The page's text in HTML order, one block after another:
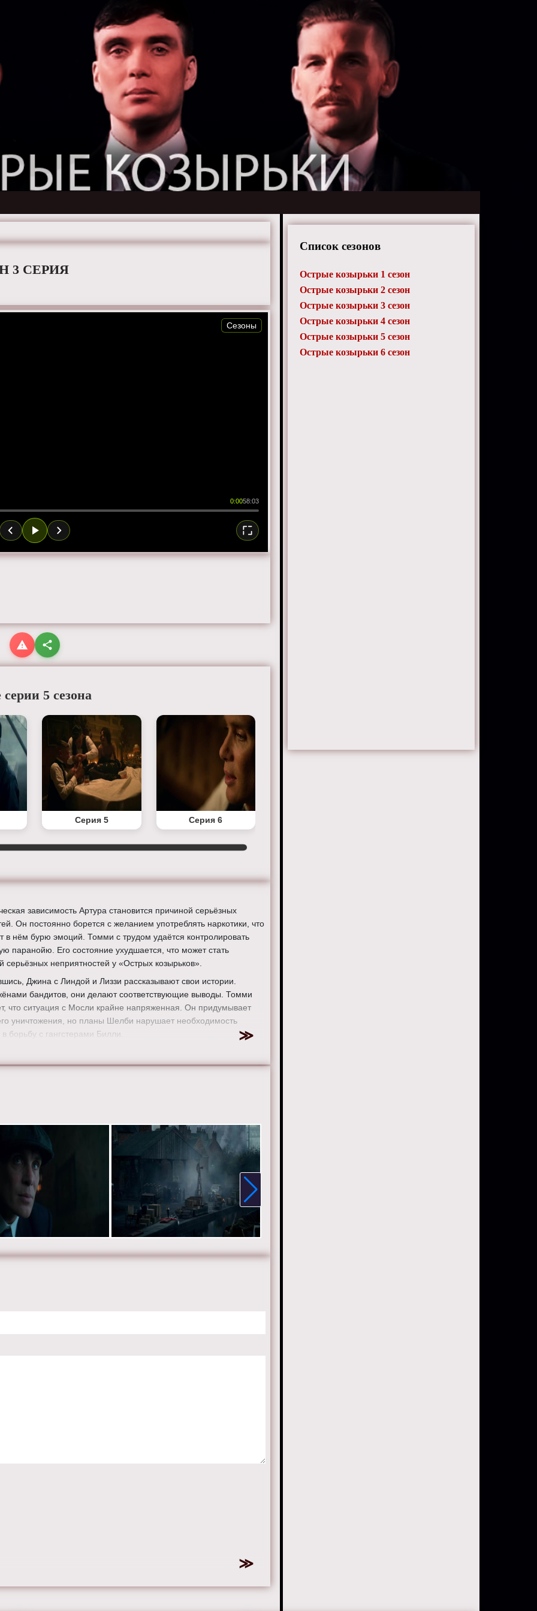
3 СЕРИЯ
0:0058:03
Сезоны
серии 5 сезона
Серия 5 Серия 6
зависимость Артура становится причиной серьёзных
Он постоянно борется с желанием употреблять наркотики, что
в нём бурю эмоций. Томми с трудом удаётся контролировать
паранойю. Его состояние ухудшается, что может стать
серьёзных неприятностей у «Острых козырьков».
Джина с Линдой и Лиззи рассказывают свои истории.
бандитов, они делают соответствующие выводы. Томми
что ситуация с Мосли крайне напряженная. Он придумывает
уничтожения, но планы Шелби нарушает необходимость
в борьбу с гангстерами Билли.
Хелен Маккрори, Финн Коул, Киллиан Мерфи, Аннабелль
онлайн 5 сезон 3 серию « Острые козырьки» бесплатно в
качестве, на телефоне, планшете, пк или телевизоре на
tvshow.ru.
Список сезонов
Острые козырьки 1 сезон
Острые козырьки 2 сезон
Острые козырьки 3 сезон
Острые козырьки 4 сезон
Острые козырьки 5 сезон
Острые козырьки 6 сезон